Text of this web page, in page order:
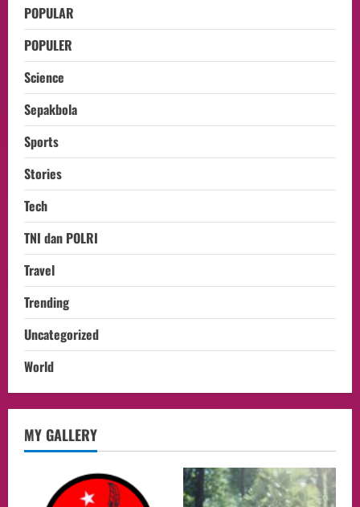
POPULAR
POPULER
Science
Sepakbola
Sports
Stories
Tech
TNI dan POLRI
Travel
Trending
Uncategorized
World
MY GALLERY
lembaga investor, Berorientasi Untuk
Meningkatkan SDM